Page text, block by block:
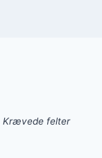
Krævede felter